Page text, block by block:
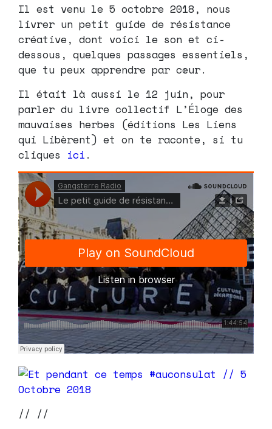
Il est venu le 5 octobre 2018, nous
livrer un petit guide de résistance
créative, dont voici le son et ci-
dessous, quelques passages essentiels,
que tu peux apprendre par cœur.
Il était là aussi le 12 juin, pour
parler du livre collectif L’Éloge des
mauvaises herbes (éditions Les Liens
qui Libèrent) et on te raconte, si tu
cliques ici .
// //